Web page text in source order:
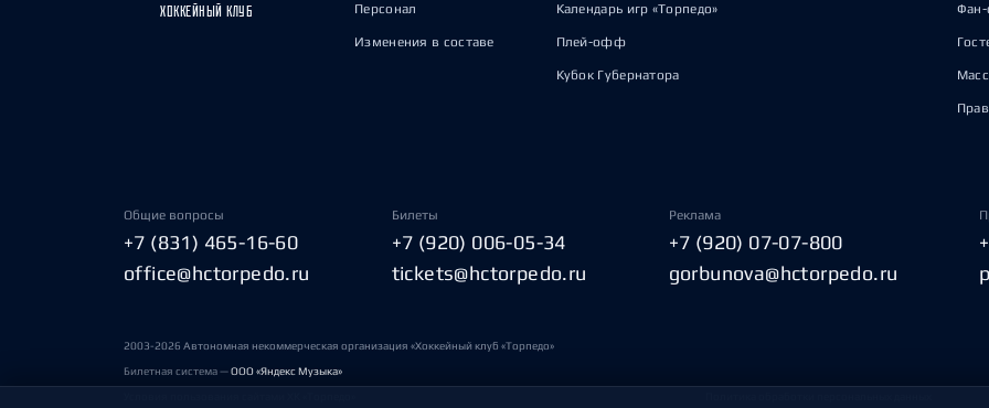
ХОККЕЙНЫЙ КЛУБ Персонал
Изменения в составе
Календарь игр «Торпедо»
Плей-офф
Кубок Губернатора
Фан-
Общие вопросы
+7 (831) 465-16-60
office@hctorpedo.ru
Билеты
+7 (920) 006-05-34
tickets@hctorpedo.ru
Реклама
+7 (920) 07-07-800
gorbunova@hctorpedo.ru
2003-2026 Автономная некоммерческая организация «Хоккейный клуб «Торпедо»
Билетная система —ООО «Яндекс Музыка»